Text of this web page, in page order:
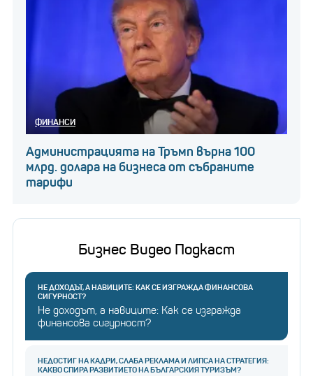
ФИНАНСИ
Администрацията на Тръмп върна 100
млрд. долара на бизнеса от събраните
тарифи
Бизнес Видео Подкаст
НЕ ДОХОДЪТ, А НАВИЦИТЕ: КАК СЕ ИЗГРАЖДА ФИНАНСОВА
СИГУРНОСТ?
Не доходът, а навиците: Как се изгражда
финансова сигурност?
НЕДОСТИГ НА КАДРИ, СЛАБА РЕКЛАМА И ЛИПСА НА СТРАТЕГИЯ:
КАКВО СПИРА РАЗВИТИЕТО НА БЪЛГАРСКИЯ ТУРИЗЪМ?